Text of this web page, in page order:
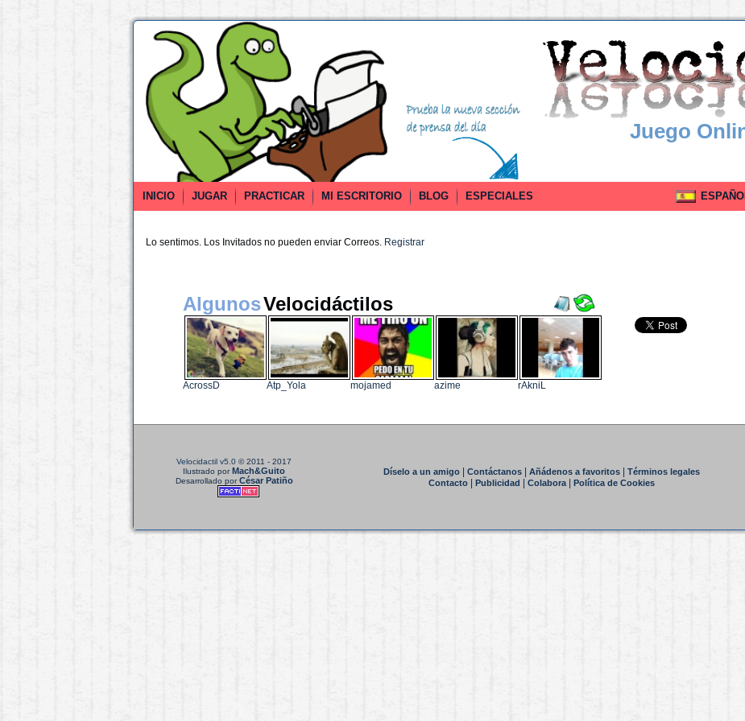
Juego
INICIO JUGAR PRACTICAR MI ESCRITORIO BLOG ESPECIALES
Lo sentimos. Los Invitados no pueden enviar Correos. Registrar
AlgunosVelocidáctilos
AcrossD Atp_Yola mojamed azime rAkniL
Velocidactil v5.0 © 2011 - 2017
Ilustrado porMach&Guito
Desarrollado porCésar Patiño
Díselo a un amigo| Contáctanos| Añádenos a favoritos|
Términos legales
Contacto| Publicidad Colabora| Política de Cookies